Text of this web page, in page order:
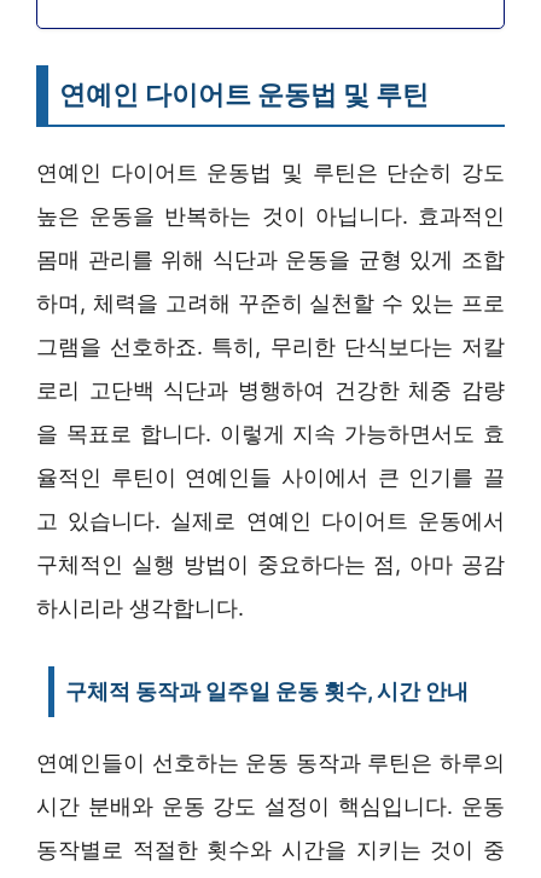
연예인 다이어트 운동법 및 루틴
연예인 다이어트 운동법 및 루틴은 단순히 강도
높은 운동을 반복하는 것이 아닙니다. 효과적인
몸매 관리를 위해 식단과 운동을 균형 있게 조합
하며, 체력을 고려해 꾸준히 실천할 수 있는 프로
그램을 선호하죠. 특히, 무리한 단식보다는 저칼
로리 고단백 식단과 병행하여 건강한 체중 감량
을 목표로 합니다. 이렇게 지속 가능하면서도 효
율적인 루틴이 연예인들 사이에서 큰 인기를 끌
고 있습니다. 실제로 연예인 다이어트 운동에서
구체적인 실행 방법이 중요하다는 점, 아마 공감
하시리라 생각합니다.
구체적 동작과 일주일 운동 횟수, 시간 안내
연예인들이 선호하는 운동 동작과 루틴은 하루의
시간 분배와 운동 강도 설정이 핵심입니다. 운동
동작별로 적절한 횟수와 시간을 지키는 것이 중